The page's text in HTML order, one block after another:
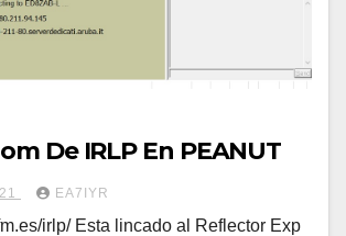
De IRLP En PEANUT
EA7IYR
irlp/ Esta lincado al Reflector Exp